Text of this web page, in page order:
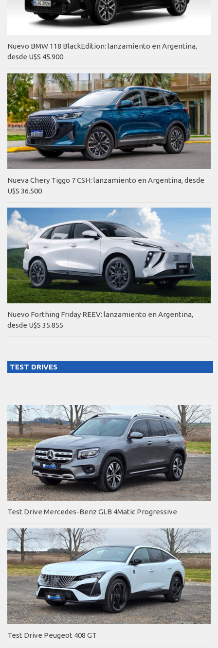
Nuevo BMW 118 BlackEdition: lanzamiento en Argentina,
desde U$S 45.900
Nueva Chery Tiggo 7 CSH: lanzamiento en Argentina, desde
U$S 36.500
Nuevo Forthing Friday REEV: lanzamiento en Argentina,
desde U$S 35.855
TEST DRIVES
Test Drive Mercedes-Benz GLB 4Matic Progressive
Test Drive Peugeot 408 GT